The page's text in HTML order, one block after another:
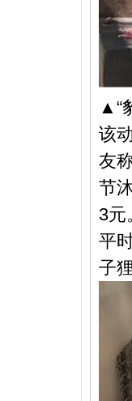
▲“
该
友
节
3元
平
子